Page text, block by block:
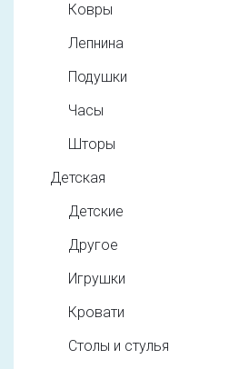
Ковры
Лепнина
Подушки
Часы
Шторы
Детская
Детские
Другое
Игрушки
Кровати
Столы и стулья